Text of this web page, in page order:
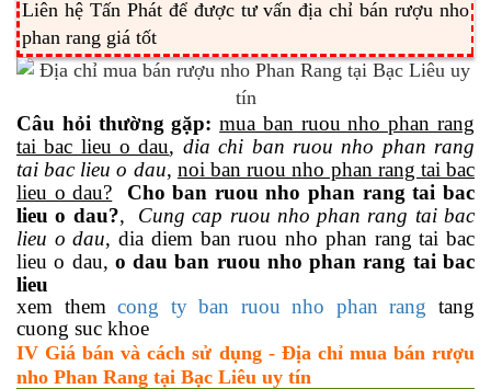
Liên hệ Tấn Phát để được tư vấn địa chỉ bán rượu nho
phan rang giá tốt
Câu hỏi thường gặp: mua ban ruou nho phan rang
tai bac lieu o dau, dia chi ban ruou nho phan rang
tai bac lieu o dau, noi ban ruou nho phan rang tai bac
lieu o dau?
Cho ban ruou nho phan rang tai bac
lieu o dau?, Cung cap ruou nho phan rang tai bac
lieu o dau, dia diem ban ruou nho phan rang tai bac
lieu o dau, o dau ban ruou nho phan rang tai bac
lieu
xem themcong ty ban ruou nho phan rang tang
cuong suc khoe
IV Giá bán và cách sử dụng - Địa chỉ mua bán rượu
nho Phan Rang tại Bạc Liêu uy tín